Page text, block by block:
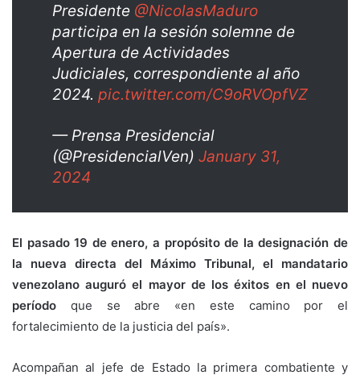
Presidente @NicolasMaduro
participa en la sesión solemne de
Apertura de Actividades
Judiciales, correspondiente al año
2024. pic.twitter.com/C9oRVOpfVZ
— Prensa Presidencial
(@PresidencialVen) January 31,
2024
El pasado 19 de enero, a propósito de la designación de
la nueva directa del Máximo Tribunal, el mandatario
venezolano auguró el mayor de los éxitos en el nuevo
período que se abre «en este camino por el
fortalecimiento de la justicia del país».
Acompañan al jefe de Estado la primera combatiente y